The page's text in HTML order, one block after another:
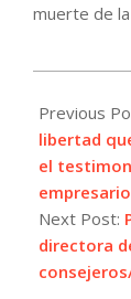
muerte de
09-
05
Previous
libertad
el
Next Post:
directora